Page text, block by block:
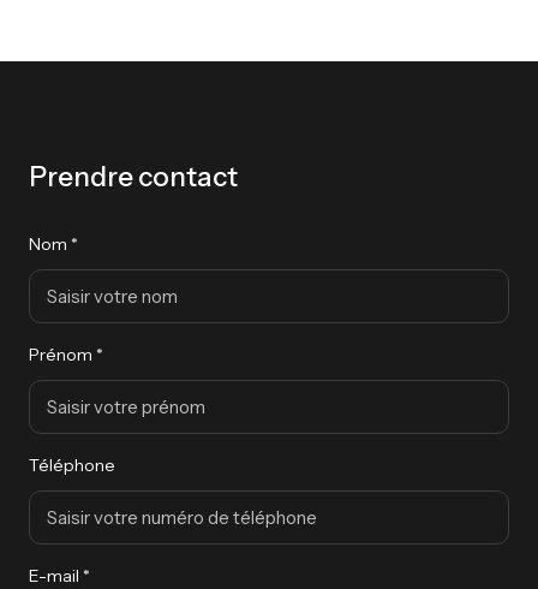
Prendre contact
Nom *
Prénom *
Téléphone
E-mail *